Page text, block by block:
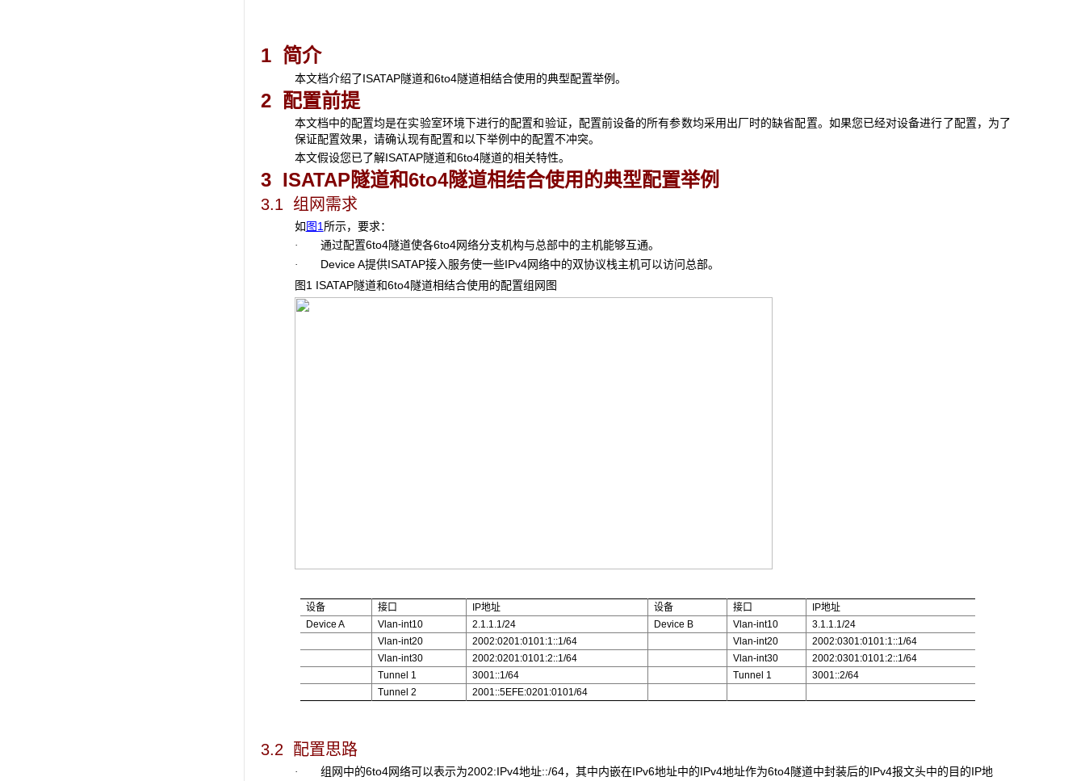
1 简介
本文档介绍了ISATAP隧道和6to4隧道相结合使用的典型配置举例。
2 配置前提
本文档中的配置均是在实验室环境下进行的配置和验证，配置前设备的所有参数均采用出厂时的缺省配置。如果您已经对设备进行了配置，为了
保证配置效果，请确认现有配置和以下举例中的配置不冲突。
本文假设您已了解ISATAP隧道和6to4隧道的相关特性。
3 ISATAP隧道和6to4隧道相结合使用的典型配置举例
3.1 组网需求
如图1所示，要求：
· 通过配置6to4隧道使各6to4网络分支机构与总部中的主机能够互通。
·
Device A提供ISATAP接入服务使一些IPv4网络中的双协议栈主机可以访问总部。
图1 ISATAP隧道和6to4隧道相结合使用的配置组网图
设备 接口 IP地址 设备 接口 IP地址
Device A
Vlan-int10 2.1.1.1/24 Device B Vlan-int10
3.1.1.1/24
Vlan-int20
2002:0201:0101:1::1/64 Vlan-int20
2002:0301:0101:1::1/64
Vlan-int30
2002:0201:0101:2::1/64 Vlan-int30
2002:0301:0101:2::1/64
Tunnel 1
3001::1/64 Tunnel 1
3001::2/64
Tunnel 2
2001::5EFE:0201:0101/64
3.2 配置思路
·
组网中的6to4网络可以表示为2002:IPv4地址::/64，其中内嵌在IPv6地址中的IPv4地址作为6to4隧道中封装后的IPv4报文头中的目的IP地